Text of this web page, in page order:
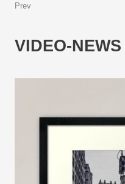
Prev
VIDEO-NEWS